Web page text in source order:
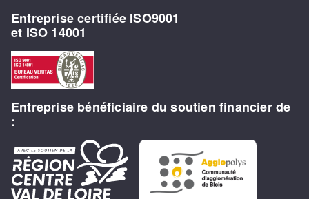
Entreprise certifiée ISO9001
et ISO 14001
Entreprise bénéficiaire du soutien financier de
: